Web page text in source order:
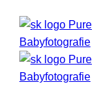
Zum
Inhalt
springen